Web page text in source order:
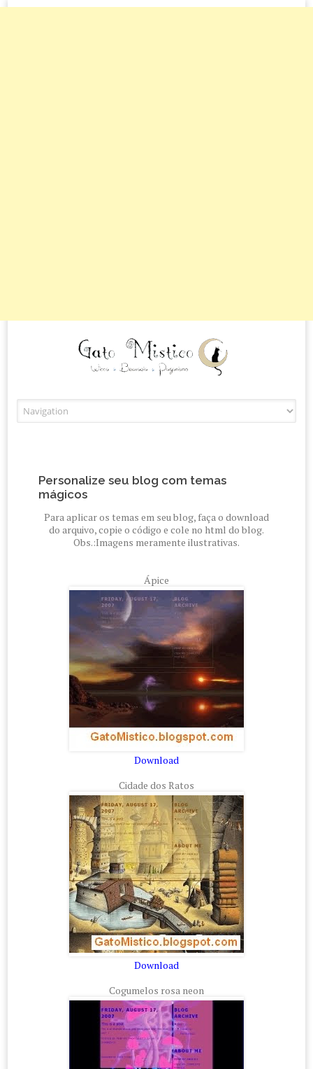
Personalize seu blog com temas
mágicos
Para aplicar os temas em seu blog, faça o download
do arquivo, copie o código e cole no html do blog.
Obs.:Imagens meramente ilustrativas.
Ápice
Download
Cidade dos Ratos
Download
Cogumelos rosa neon